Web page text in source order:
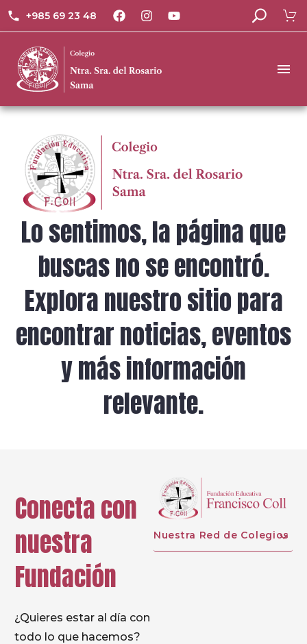
+985 69 23 48
Lo sentimos, la página que
buscas no se encontró.
Explora nuestro sitio para
encontrar noticias, eventos
y más información
relevante.
Conecta con
nuestra
Fundación
¿Quieres estar al día con
todo lo que hacemos?
Nuestra Red de Colegios